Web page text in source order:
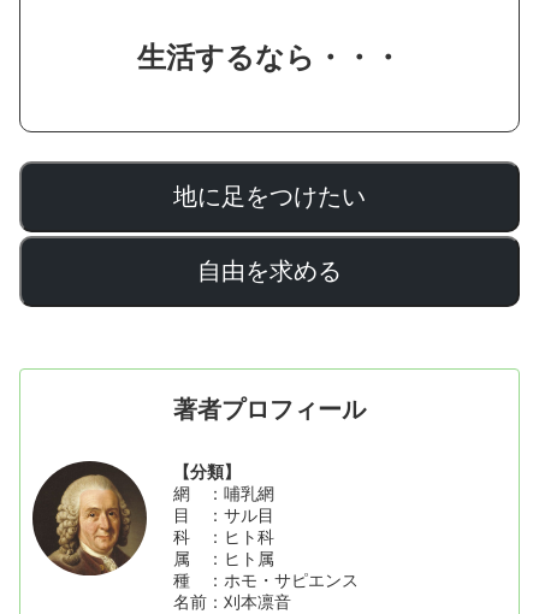
生活するなら・・・
地に足をつけたい
自由を求める
著者プロフィール
【分類】
網 ：哺乳網
目 ：サル目
科 ：ヒト科
属 ：ヒト属
種 ：ホモ・サピエンス
名前：刈本凛音